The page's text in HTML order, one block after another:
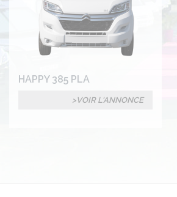
HAPPY 385 PLA
VOIR L'ANNONCE